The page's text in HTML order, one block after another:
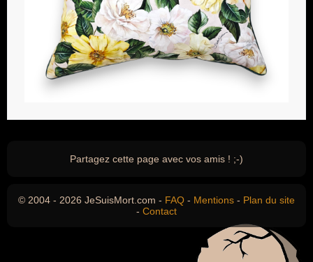
Partagez cette page avec vos amis ! ;-)
© 2004 - 2026 JeSuisMort.com - FAQ - Mentions - Plan du site
- Contact